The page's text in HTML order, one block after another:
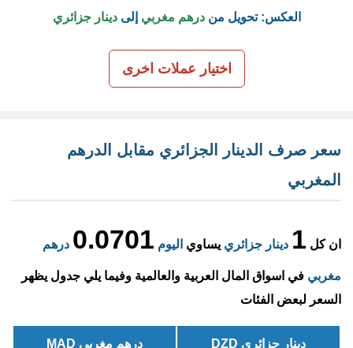
العكس: تحويل مندرهم مغربي إلىدينار جزائري
اختيار عملات اخرى
سعر صرف الدينار الجزائري مقابل الدرهم
المغربي
ان كل 1 دينار جزائري يساوي اليوم 0.0701 درهم
مغربي في اسواق المال العربية والعالمية وفيما يلي جدول يظهر
السعر لبعض الفئات
دينار جزائري DZD درهم مغربي MAD